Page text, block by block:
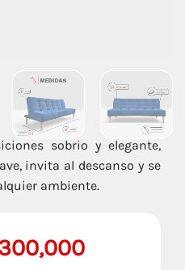
sobrio y elegante,
invita al descanso y se
ambiente.
El